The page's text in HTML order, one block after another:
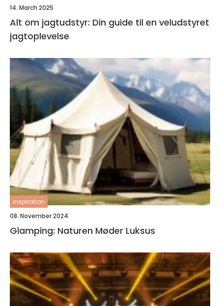
14. March 2025
Alt om jagtudstyr: Din guide til en veludstyret
jagtoplevelse
inspiration
08. November 2024
Glamping: Naturen Møder Luksus